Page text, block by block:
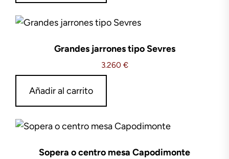
Grandes jarrones tipo Sevres
3.260 €
Añadir al carrito
Sopera o centro mesa Capodimonte